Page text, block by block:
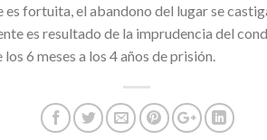
fortuita, el abandono del lugar se
es resultado de la imprudencia del
6 meses a los 4 años de prisión.